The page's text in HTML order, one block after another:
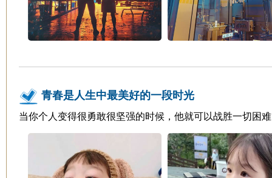
青春是人生中最美好的一段时光
当你个人变得很勇敢很坚强的时候，他就可以战胜一切困